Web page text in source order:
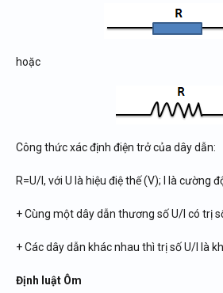
hoặc
Công thức xác định điện trở của dây dẫn:
R=U/I, với U là hiệu điệ thế (V); I là cường
+ Cùng một dây dẫn thương số U/I có trị
+ Các dây dẫn khác nhau thì trị số U/I là
Định luật Ôm